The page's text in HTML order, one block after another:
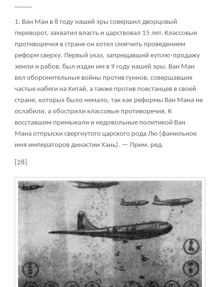
1. Ван Ман в 8 году нашей эры совершил дворцовый
переворот, захватил власть и царствовал 15 лет. Классовые
противоречия в стране он хотел смягчить проведением
реформ сверху. Первый указ, запрещавший куплю-продажу
земли и рабов, был издан им в 9 году нашей эры. Ван Ман
вел оборонительные войны против гуннов, совершавших
частые набеги на Китай, а также против повстанцев в своей
стране, которых было немало, так как реформы Ван Мана не
ослабили, а обострили классовые противоречия. К
восставшим примыкали и недовольные политикой Ван
Мана отпрыски свергнутого царского рода Лю (фамильное
имя императоров династии Хань). — Прим. ред.
[28]